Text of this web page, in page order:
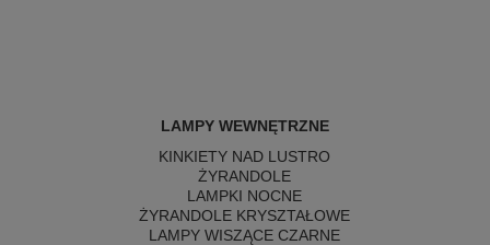
LAMPY WEWNĘTRZNE
KINKIETY NAD LUSTRO
ŻYRANDOLE
LAMPKI NOCNE
ŻYRANDOLE KRYSZTAŁOWE
LAMPY WISZĄCE CZARNE